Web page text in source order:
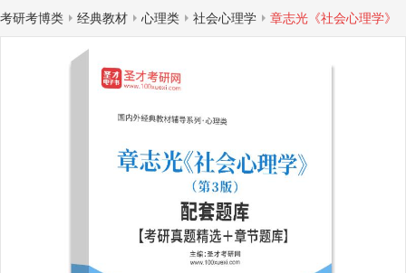
考研考博类 经典教材 心理类 社会心理学 章志光《社会心理学》